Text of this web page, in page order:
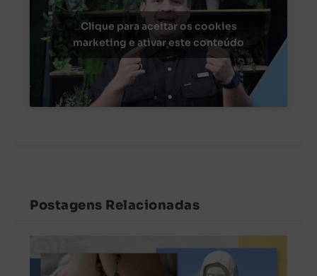
Clique para aceitar os cookies
marketing e ativar este conteúdo
Postagens Relacionadas